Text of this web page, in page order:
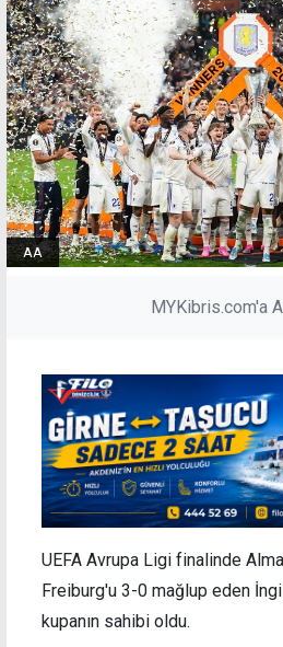
AA
MYKibris.com'a
UEFA Avrupa Ligi finalinde
Freiburg'u 3-0 mağlup eden
kupanın sahibi oldu.